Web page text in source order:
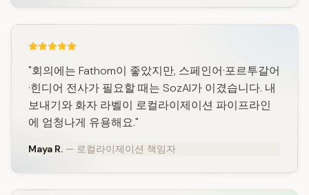
"회의에는 Fathom이 좋았지만, 스페인어·포르투갈어
·힌디어 전사가 필요할 때는 SozAI가 이겼습니다. 내
보내기와 화자 라벨이 로컬라이제이션 파이프라인
에 엄청나게 유용해요."
Maya R. — 로컬라이제이션 책임자